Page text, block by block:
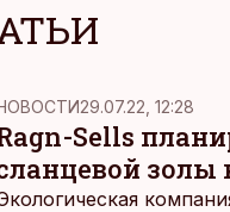
29.07.22, 12:28
Sells
золы